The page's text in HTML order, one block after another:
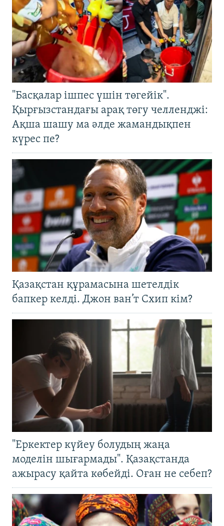
"Басқалар ішпес үшін төгейік".
Қырғызстандағы арақ төгу челленджі:
Ақша шашу ма әлде жамандықпен
күрес пе?
Қазақстан құрамасына шетелдік
бапкер келді. Джон ван’т Схип кім?
"Еркектер күйеу болудың жаңа
моделін шығармады". Қазақстанда
ажырасу қайта көбейді. Оған не себеп?